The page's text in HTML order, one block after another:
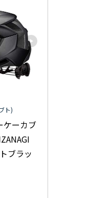
ト)
ケーカブ
ブラッ